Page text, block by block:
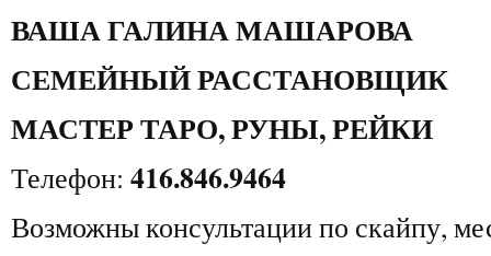
ВАША ГАЛИНА МАШАРОВА
СЕМЕЙНЫЙ РАССТАНОВЩИК
МАСТЕР ТАРО, РУНЫ, РЕЙКИ
Телефон: 416.846.9464
Возможны консультации по скайпу,